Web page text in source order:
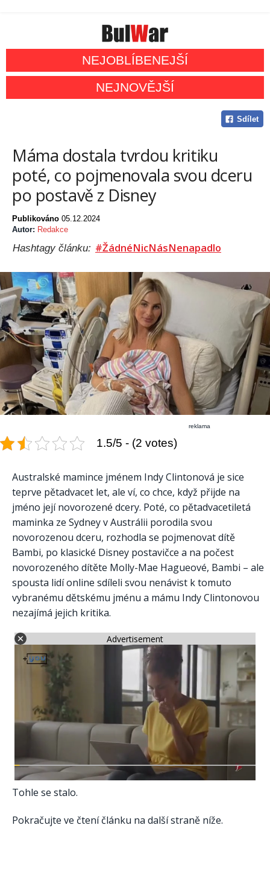
NEJOBLÍBENEJŠÍ
NEJNOVĚJŠÍ
Sdílet
Máma dostala tvrdou kritiku
poté, co pojmenovala svou dceru
po postavě z Disney
Publikováno 05.12.2024
Autor: Redakce
Hashtagy článku: #ŽádnéNicNásNenapadlo
reklama
1.5/5 - (2 votes)
Australské mamince jménem Indy Clintonová je sice
teprve pětadvacet let, ale ví, co chce, když přijde na
jméno její novorozené dcery. Poté, co pětadvacetiletá
maminka ze Sydney v Austrálii porodila svou
novorozenou dceru, rozhodla se pojmenovat dítě
Bambi, po klasické Disney postavičce a na počest
novorozeného dítěte Molly-Mae Hagueové, Bambi – ale
spousta lidí online sdíleli svou nenávist k tomuto
vybranému dětskému jménu a mámu Indy Clintonovou
nezajímá jejich kritika.
Advertisement
Tohle se stalo.
Pokračujte ve čtení článku na další straně níže.